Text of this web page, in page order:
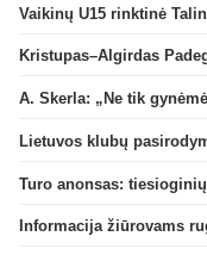
A. Skerla: „Ne tik
Turo anonsas:
Informacija žiūrovams